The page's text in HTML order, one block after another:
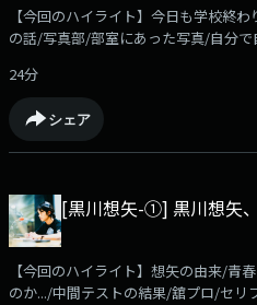
【今回のハイライト】今日も学校終
の話/写真部/部室にあった写真/自分
https://radiko.jp/podcast/channels/
公式Xアカウント@ann_podcast
24分
シェア
[黒川想矢-①] 黒川想矢
【今回のハイライト】想矢の由来/青
のか.../中間テストの結果/舘プロ/セ